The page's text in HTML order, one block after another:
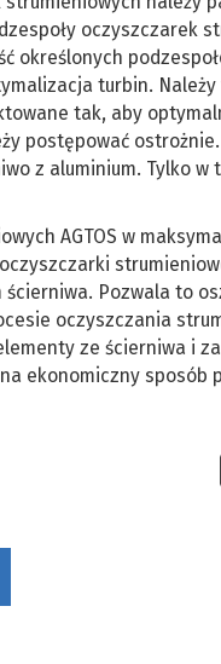
oczyszczarek
określonych
turbin.
tak, aby
postępować
z aluminium. Tylko
AGTOS w
Pozwala to
oczyszczania
ze ścierniwa i
ekonomiczny